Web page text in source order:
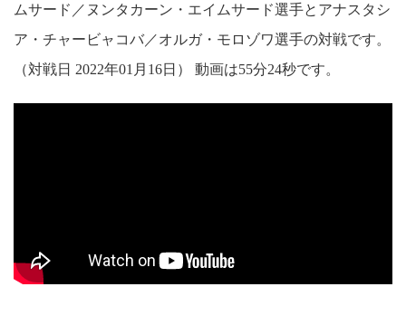
ムサード／ヌンタカーン・エイムサード選手とアナスタシ
ア・チャービャコバ／オルガ・モロゾワ選手の対戦です。
（対戦日 2022年01月16日） 動画は55分24秒です。